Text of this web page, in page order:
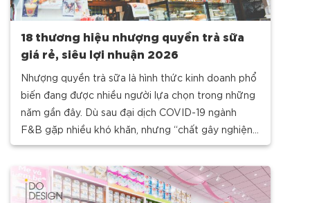
18 thương hiệu nhượng quyền trà sữa
giá rẻ, siêu lợi nhuận 2026
Nhượng quyền trà sữa là hình thức kinh doanh phổ
biến đang được nhiều người lựa chọn trong những
năm gần đây. Dù sau đại dịch COVID-19 ngành
F&B gặp nhiều khó khăn, nhưng “chất gây nghiện”
từ sữa này vẫn trở thành món nước